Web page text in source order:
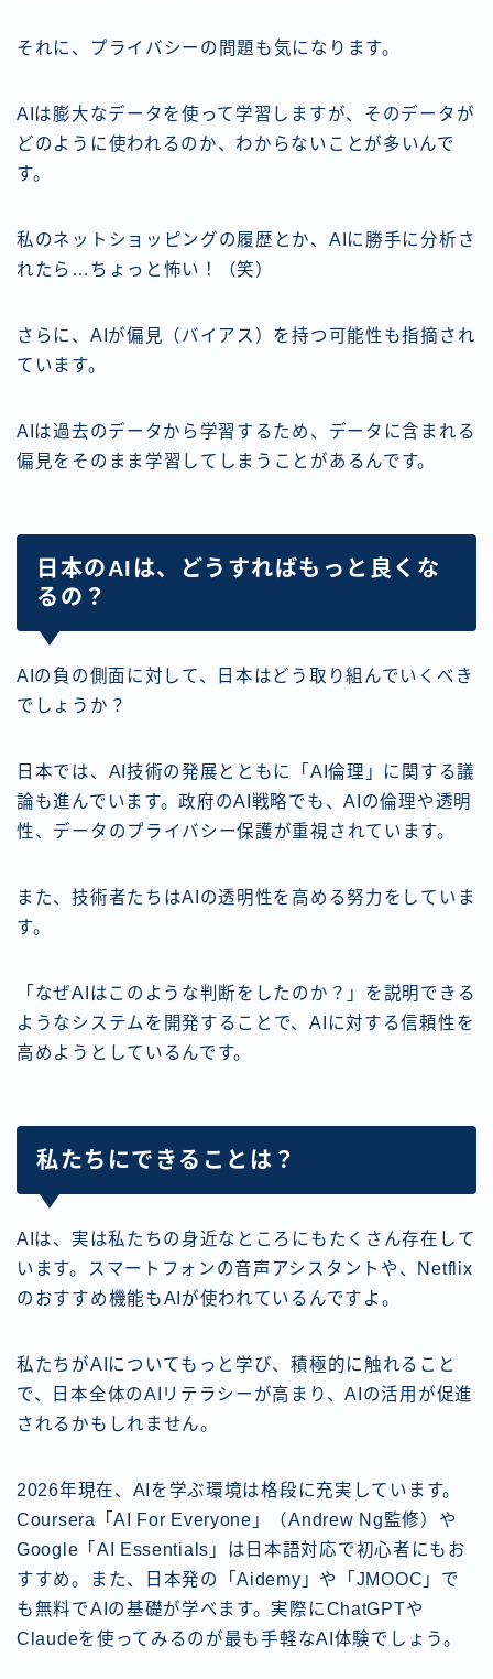
それに、プライバシーの問題も気になります。
AIは膨大なデータを使って学習しますが、そのデータが
どのように使われるのか、わからないことが多いんで
す。
私のネットショッピングの履歴とか、AIに勝手に分析さ
れたら…ちょっと怖い！（笑）
さらに、AIが偏見（バイアス）を持つ可能性も指摘され
ています。
AIは過去のデータから学習するため、データに含まれる
偏見をそのまま学習してしまうことがあるんです。
日本のAIは、どうすればもっと良くな
るの？
AIの負の側面に対して、日本はどう取り組んでいくべき
でしょうか？
日本では、AI技術の発展とともに「AI倫理」に関する議
論も進んでいます。政府のAI戦略でも、AIの倫理や透明
性、データのプライバシー保護が重視されています。
また、技術者たちはAIの透明性を高める努力をしていま
す。
「なぜAIはこのような判断をしたのか？」を説明できる
ようなシステムを開発することで、AIに対する信頼性を
高めようとしているんです。
私たちにできることは？
AIは、実は私たちの身近なところにもたくさん存在して
います。スマートフォンの音声アシスタントや、Netflix
のおすすめ機能もAIが使われているんですよ。
私たちがAIについてもっと学び、積極的に触れること
で、日本全体のAIリテラシーが高まり、AIの活用が促進
されるかもしれません。
2026年現在、AIを学ぶ環境は格段に充実しています。
Coursera「AI For Everyone」（Andrew Ng監修）や
Google「AI Essentials」は日本語対応で初心者にもお
すすめ。また、日本発の「Aidemy」や「JMOOC」で
も無料でAIの基礎が学べます。実際にChatGPTや
Claudeを使ってみるのが最も手軽なAI体験でしょう。